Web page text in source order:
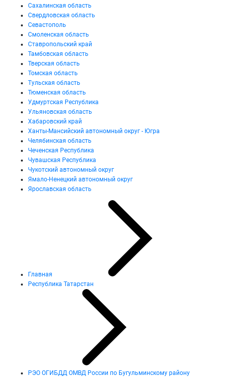
Сахалинская область
Свердловская область
Севастополь
Смоленская область
Ставропольский край
Тамбовская область
Тверская область
Томская область
Тульская область
Тюменская область
Удмуртская Республика
Ульяновская область
Хабаровский край
Ханты-Мансийский автономный округ - Югра
Челябинская область
Чеченская Республика
Чувашская Республика
Чукотский автономный округ
Ямало-Ненецкий автономный округ
Ярославская область
Главная
Республика Татарстан
РЭО ОГИБДД ОМВД России по Бугульминскому району